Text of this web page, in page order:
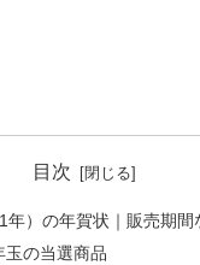
目次
年）の年賀状｜販売期間
玉の当選商品